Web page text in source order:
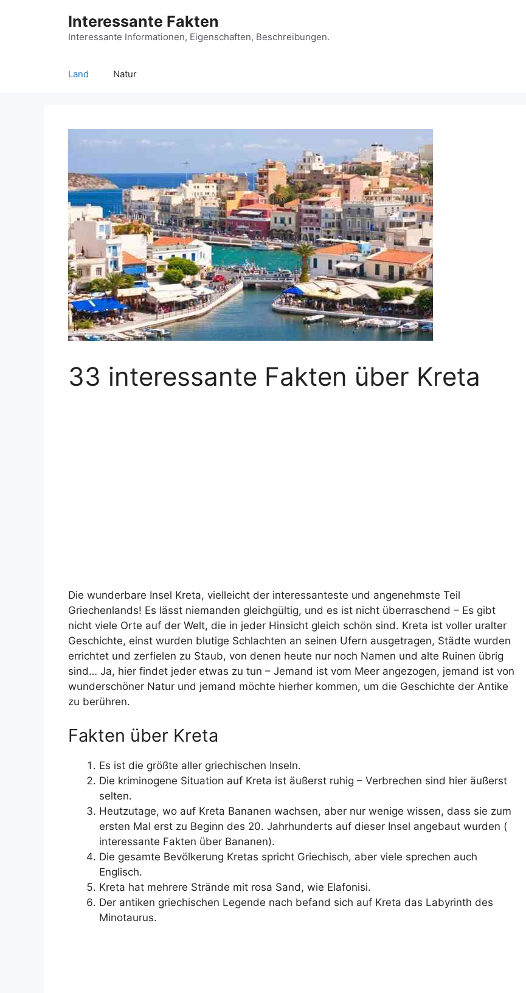
Interessante Fakten
Interessante Informationen, Eigenschaften, Beschreibungen.
Land Natur
33 interessante Fakten über Kreta
Die wunderbare Insel Kreta, vielleicht der interessanteste und angenehmste Teil
Griechenlands! Es lässt niemanden gleichgültig, und es ist nicht überraschend – Es gibt
nicht viele Orte auf der Welt, die in jeder Hinsicht gleich schön sind. Kreta ist voller uralter
Geschichte, einst wurden blutige Schlachten an seinen Ufern ausgetragen, Städte wurden
errichtet und zerfielen zu Staub, von denen heute nur noch Namen und alte Ruinen übrig
sind… Ja, hier findet jeder etwas zu tun – Jemand ist vom Meer angezogen, jemand ist von
wunderschöner Natur und jemand möchte hierher kommen, um die Geschichte der Antike
zu berühren.
Fakten über Kreta
Es ist die größte aller griechischen Inseln.
Die kriminogene Situation auf Kreta ist äußerst ruhig – Verbrechen sind hier äußerst
selten.
Heutzutage, wo auf Kreta Bananen wachsen, aber nur wenige wissen, dass sie zum
ersten Mal erst zu Beginn des 20. Jahrhunderts auf dieser Insel angebaut wurden (
interessante Fakten über Bananen).
Die gesamte Bevölkerung Kretas spricht Griechisch, aber viele sprechen auch
Englisch.
Kreta hat mehrere Strände mit rosa Sand, wie Elafonisi.
Der antiken griechischen Legende nach befand sich auf Kreta das Labyrinth des
Minotaurus.